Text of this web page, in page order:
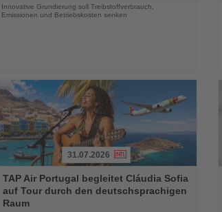
Innovative Grundierung soll Treibstoffverbrauch,
Emissionen und Betriebskosten senken
Sie
die
Nachrichten
31.07.2026
TAP Air Portugal begleitet Cláudia Sofia
auf Tour durch den deutschsprachigen
Raum